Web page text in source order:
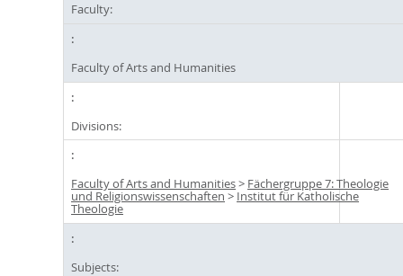
Faculty:
Faculty of Arts and Humanities
Divisions:
Faculty of Arts and Humanities> Fächergruppe 7: Theologie
und Religionswissenschaften > Institut für Katholische
Theologie
Subjects: